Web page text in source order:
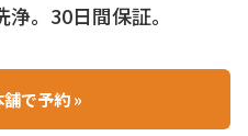
。30日間保証。
で予約 »